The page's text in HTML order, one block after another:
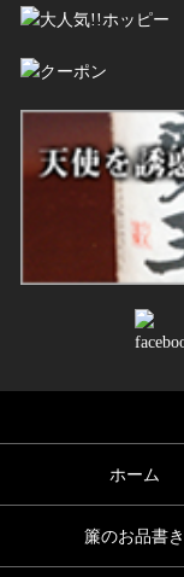
ホーム
簾のお品書き